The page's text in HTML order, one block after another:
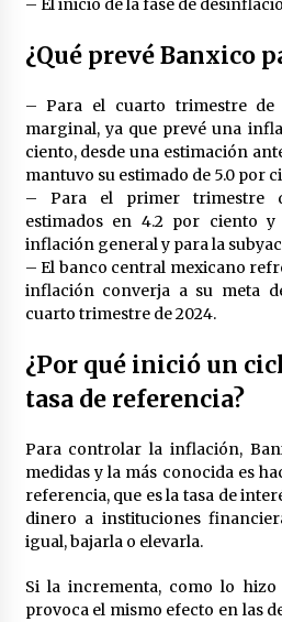
– El inicio de la fase de
¿Qué prevé Banxico
– Para el cuarto trimestre de
marginal, ya que prevé una
ciento, desde una estimación
mantuvo su estimado de 5.0 por
– Para el primer trimestre
estimados en 4.2 por ciento
inflación general y para la
– El banco central mexicano
inflación converja a su meta
cuarto trimestre de 2024.
¿Por qué inició un
tasa de referencia?
Para controlar la inflación,
medidas y la más conocida es
referencia, que es la tasa de
dinero a instituciones
igual, bajarla o elevarla.
Si la incrementa, como lo
provoca el mismo efecto en las